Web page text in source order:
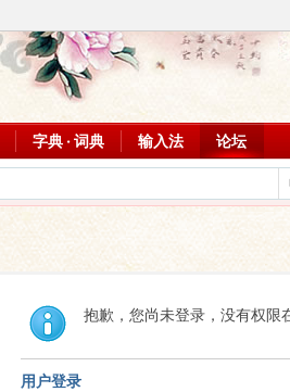
字典 · 词典 输入法 论坛
抱歉，您尚未登录，没有权限
用户登录